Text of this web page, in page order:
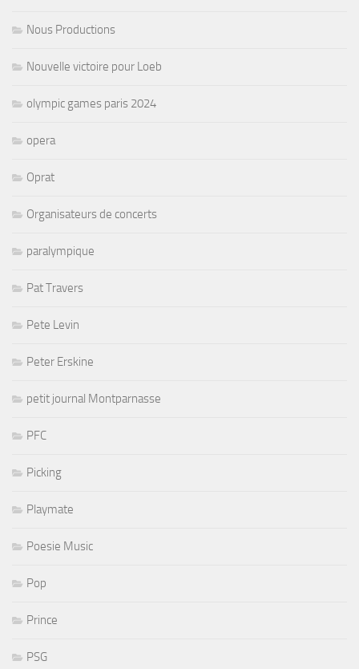
Nous Productions
Nouvelle victoire pour Loeb
olympic games paris 2024
opera
Oprat
Organisateurs de concerts
paralympique
Pat Travers
Pete Levin
Peter Erskine
petit journal Montparnasse
PFC
Picking
Playmate
Poesie Music
Pop
Prince
PSG